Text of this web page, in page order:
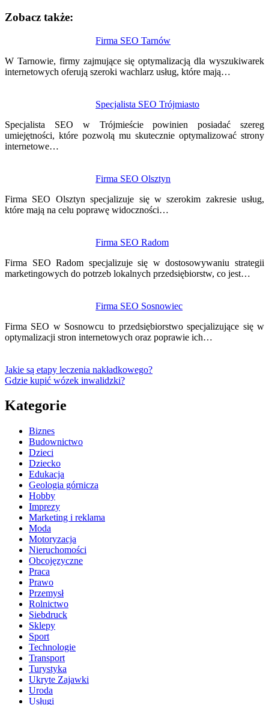
Zobacz także:
Firma SEO Tarnów
W Tarnowie, firmy zajmujące się optymalizacją dla wyszukiwarek
internetowych oferują szeroki wachlarz usług, które mają…
Specjalista SEO Trójmiasto
Specjalista SEO w Trójmieście powinien posiadać szereg
umiejętności, które pozwolą mu skutecznie optymalizować strony
internetowe…
Firma SEO Olsztyn
Firma SEO Olsztyn specjalizuje się w szerokim zakresie usług,
które mają na celu poprawę widoczności…
Firma SEO Radom
Firma SEO Radom specjalizuje się w dostosowywaniu strategii
marketingowych do potrzeb lokalnych przedsiębiorstw, co jest…
Firma SEO Sosnowiec
Firma SEO w Sosnowcu to przedsiębiorstwo specjalizujące się w
optymalizacji stron internetowych oraz poprawie ich…
wpisu
Jakie są etapy leczenia nakładkowego?
Gdzie kupić wózek inwalidzki?
Kategorie
Biznes
Budownictwo
Dzieci
Dziecko
Edukacja
Geologia górnicza
Hobby
Imprezy
Marketing i reklama
Moda
Motoryzacja
Nieruchomości
Obcojęzyczne
Praca
Prawo
Przemysł
Rolnictwo
Siebdruck
Sklepy
Sport
Technologie
Transport
Turystyka
Ukryte Zajawki
Uroda
Usługi